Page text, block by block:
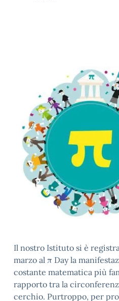
Il nostro Istituto si è
marzo al π Day la
costante matematica più
rapporto tra la
cerchio. Purtroppo, per